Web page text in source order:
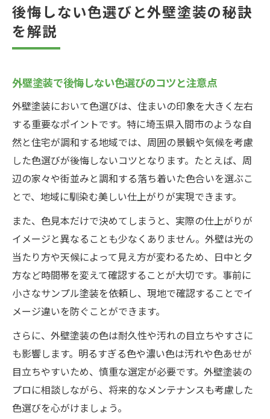
後悔しない色選びと外壁塗装の秘訣
を解説
外壁塗装で後悔しない色選びのコツと注意点
外壁塗装において色選びは、住まいの印象を大きく左右
する重要なポイントです。特に埼玉県入間市のような自
然と住宅が調和する地域では、周囲の景観や気候を考慮
した色選びが後悔しないコツとなります。たとえば、周
辺の家々や街並みと調和する落ち着いた色合いを選ぶこ
とで、地域に馴染む美しい仕上がりが実現できます。
また、色見本だけで決めてしまうと、実際の仕上がりが
イメージと異なることも少なくありません。外壁は光の
当たり方や天候によって見え方が変わるため、日中と夕
方など時間帯を変えて確認することが大切です。事前に
小さなサンプル塗装を依頼し、現地で確認することでイ
メージ違いを防ぐことができます。
さらに、外壁塗装の色は耐久性や汚れの目立ちやすさに
も影響します。明るすぎる色や濃い色は汚れや色あせが
目立ちやすいため、慎重な選定が必要です。外壁塗装の
プロに相談しながら、将来的なメンテナンスも考慮した
色選びを心がけましょう。